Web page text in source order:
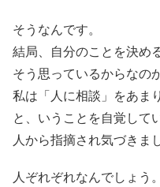
そうなんです。
結局、自分のことを決め
そう思っているからなの
私は「人に相談」をあま
と、いうことを自覚して
人から指摘され気づきま
人ぞれぞれなんでしょう。